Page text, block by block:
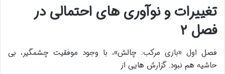
تغییرات و نوآوری های احتمالی در
فصل ۲
فصل اول «بازی مرکب: چالش»، با وجود موفقیت چشمگیر، بی
حاشیه هم نبود. گزارش هایی از